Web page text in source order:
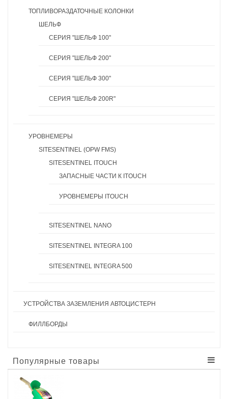
ТОПЛИВОРАЗДАТОЧНЫЕ КОЛОНКИ
ШЕЛЬФ
СЕРИЯ "ШЕЛЬФ 100"
СЕРИЯ "ШЕЛЬФ 200"
СЕРИЯ "ШЕЛЬФ 300"
СЕРИЯ "ШЕЛЬФ 200R"
УРОВНЕМЕРЫ
SITESENTINEL (OPW FMS)
SITESENTINEL ITOUCH
ЗАПАСНЫЕ ЧАСТИ К ITOUCH
УРОВНЕМЕРЫ ITOUCH
SITESENTINEL NANO
SITESENTINEL INTEGRA 100
SITESENTINEL INTEGRA 500
УСТРОЙСТВА ЗАЗЕМЛЕНИЯ АВТОЦИСТЕРН
ФИЛЛБОРДЫ
Популярные товары